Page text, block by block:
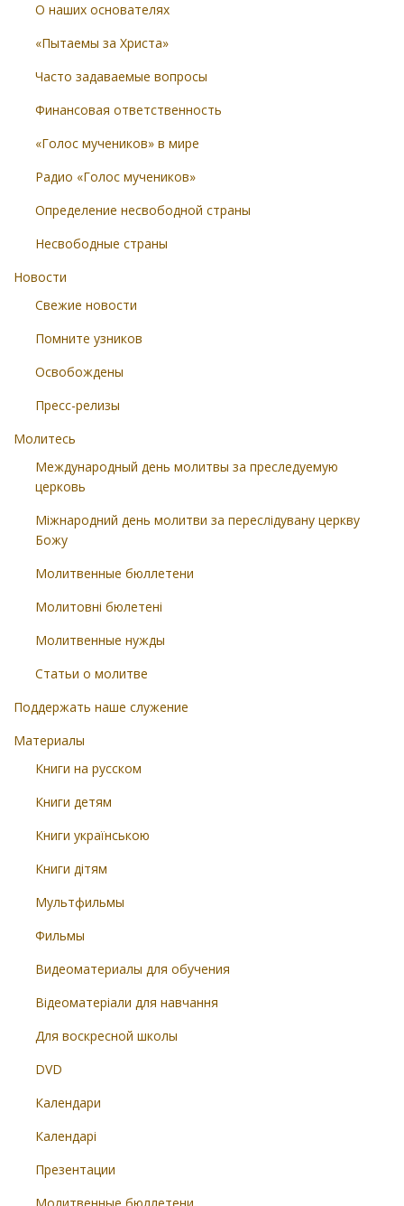
О наших основателях
«Пытаемы за Христа»
Часто задаваемые вопросы
Финансовая ответственность
«Голос мучеников» в мире
Радио «Голос мучеников»
Определение несвободной страны
Несвободные страны
Новости
Свежие новости
Помните узников
Освобождены
Пресс-релизы
Молитесь
Международный день молитвы за преследуемую
церковь
Міжнародний день молитви за переслідувану церкву
Божу
Молитвенные бюллетени
Молитовні бюлетені
Молитвенные нужды
Статьи о молитве
Поддержать наше служение
Материалы
Книги на русском
Книги детям
Книги українською
Книги дітям
Мультфильмы
Фильмы
Видеоматериалы для обучения
Відеоматеріали для навчання
Для воскресной школы
DVD
Календари
Календарі
Презентации